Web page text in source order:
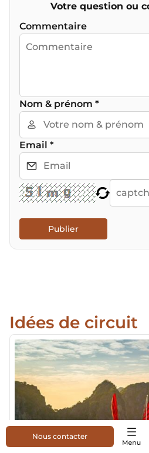
Votre question ou
Commentaire
Nom & prénom *
Email *
Publier
Idées de circuit
Nous contacter